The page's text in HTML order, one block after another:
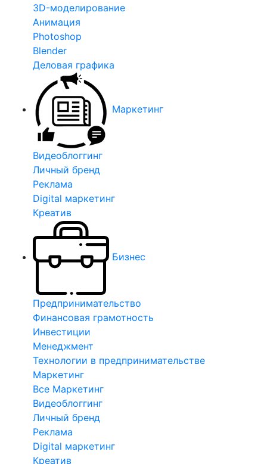
3D-моделирование
Анимация
Photoshop
Blender
Деловая графика
Маркетинг
Видеоблоггинг
Личный бренд
Реклама
Digital маркетинг
Креатив
Бизнес
Предпринимательство
Финансовая грамотность
Инвестиции
Менеджмент
Технологии в предпринимательстве
Маркетинг
Все Маркетинг
Видеоблоггинг
Личный бренд
Реклама
Digital маркетинг
Креатив